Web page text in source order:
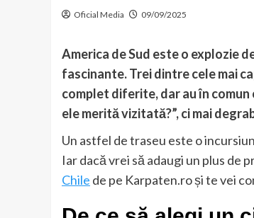
Oficial Media 09/09/2025
America de Sud este o explozie
fascinante. Trei dintre cele mai
complet diferite, dar au în
ele merită vizitată?”, ci mai
Un astfel de traseu este o
Iar dacă vrei să adaugi un plus de
Chile de pe Karpaten.ro și te vei